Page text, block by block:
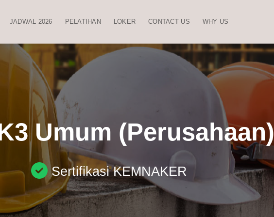
JADWAL 2026 PELATIHAN LOKER CONTACT US WHY US
Umum (Perusahaan)
Sertifikasi KEMNAKER